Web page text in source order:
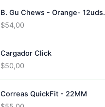
B. Gu Chews - Orange- 12uds.
$54,00
Cargador Click
$50,00
Correas QuickFit - 22MM